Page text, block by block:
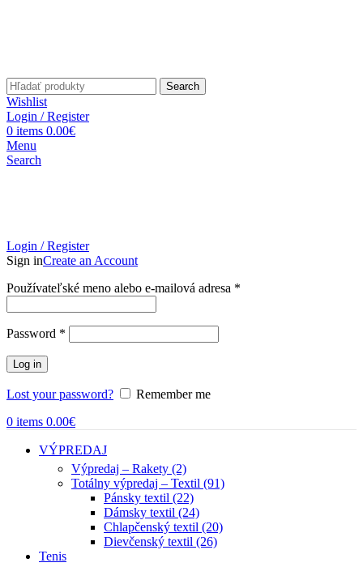
Search
Wishlist
Login / Register
0 items 0.00€
Menu
Search
Login / Register
Sign inCreate an Account
Používateľské meno alebo e-mailová adresa *
Password *
Log in
Lost your password?
Remember me
0 items 0.00€
VÝPREDAJ
Výpredaj – Rakety (2)
Totálny výpredaj – Textil (91)
Pánsky textil (22)
Dámsky textil (24)
Chlapčenský textil (20)
Dievčenský textil (26)
Tenis